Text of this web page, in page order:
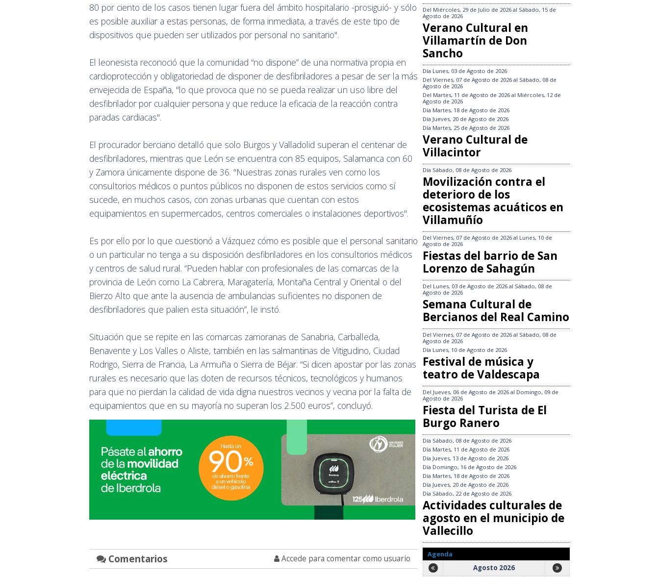
80 por ciento de los casos tienen lugar fuera del ámbito hospitalario -prosiguió- y sólo
es posible auxiliar a estas personas, de forma inmediata, a través de este tipo de
dispositivos que pueden ser utilizados por personal no sanitario".
El leonesista reconoció que la comunidad “no dispone” de una normativa propia en
cardioprotección y obligatoriedad de disponer de desfibriladores a pesar de ser la más
envejecida de España, "lo que provoca que no se pueda realizar un uso libre del
desfibrilador por cualquier persona y que reduce la eficacia de la reacción contra
paradas cardiacas".
El procurador berciano detalló que solo Burgos y Valladolid superan el centenar de
desfibriladores, mientras que León se encuentra con 85 equipos, Salamanca con 60
y Zamora únicamente dispone de 36. "Nuestras zonas rurales ven como los
consultorios médicos o puntos públicos no disponen de estos servicios como sí
sucede, en muchos casos, con zonas urbanas que cuentan con estos
equipamientos en supermercados, centros comerciales o instalaciones deportivos".
Es por ello por lo que cuestionó a Vázquez cómo es posible que el personal sanitario
o un particular no tenga a su disposición desfibriladores en los consultorios médicos
y centros de salud rural. “Pueden hablar con profesionales de las comarcas de la
provincia de León como La Cabrera, Maragatería, Montaña Central y Oriental o del
Bierzo Alto que ante la ausencia de ambulancias suficientes no disponen de
desfibriladores que palien esta situación”, le instó.
Situación que se repite en las comarcas zamoranas de Sanabria, Carballeda,
Benavente y Los Valles o Aliste, también en las salmantinas de Vitigudino, Ciudad
Rodrigo, Sierra de Francia, La Armuña o Sierra de Béjar. “Si dicen apostar por las zonas
rurales es necesario que las doten de recursos técnicos, tecnológicos y humanos
para que no pierdan la calidad de vida digna nuestros vecinos y vecina por la falta de
equipamientos que en su mayoría no superan los 2.500 euros”, concluyó.
Comentarios Accede para comentar como usuario
Del Miércoles, 29 de Julio de 2026 al Sábado, 15 de
Agosto de 2026
Verano Cultural en
Villamartín de Don
Sancho
Día Lunes, 03 de Agosto de 2026
Del Viernes, 07 de Agosto de 2026 al Sábado, 08 de
Agosto de 2026
Del Martes, 11 de Agosto de 2026 al Miércoles, 12 de
Agosto de 2026
Día Martes, 18 de Agosto de 2026
Día Jueves, 20 de Agosto de 2026
Día Martes, 25 de Agosto de 2026
Verano Cultural de
Villacintor
Día Sábado, 08 de Agosto de 2026
Movilización contra el
deterioro de los
ecosistemas acuáticos en
Villamuñío
Del Viernes, 07 de Agosto de 2026 al Lunes, 10 de
Agosto de 2026
Fiestas del barrio de San
Lorenzo de Sahagún
Del Lunes, 03 de Agosto de 2026 al Sábado, 08 de
Agosto de 2026
Semana Cultural de
Bercianos del Real Camino
Del Viernes, 07 de Agosto de 2026 al Sábado, 08 de
Agosto de 2026
Día Lunes, 10 de Agosto de 2026
Festival de música y
teatro de Valdescapa
Del Jueves, 06 de Agosto de 2026 al Domingo, 09 de
Agosto de 2026
Fiesta del Turista de El
Burgo Ranero
Día Sábado, 08 de Agosto de 2026
Día Martes, 11 de Agosto de 2026
Día Jueves, 13 de Agosto de 2026
Día Domingo, 16 de Agosto de 2026
Día Martes, 18 de Agosto de 2026
Día Jueves, 20 de Agosto de 2026
Día Sábado, 22 de Agosto de 2026
Actividades culturales de
agosto en el municipio de
Vallecillo
Agenda
Agosto 2026